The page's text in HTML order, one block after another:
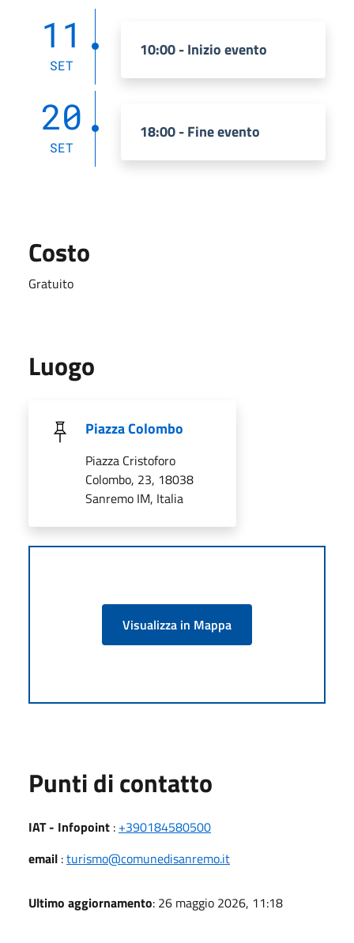
11
SET
10:00 - Inizio evento
20
SET
18:00 - Fine evento
Costo
Gratuito
Luogo
Piazza Colombo
Piazza Cristoforo
Colombo, 23, 18038
Sanremo IM, Italia
Visualizza in Mappa
Punti di contatto
IAT - Infopoint : +390184580500
email :turismo@comunedisanremo.it
Ultimo aggiornamento: 26 maggio 2026, 11:18